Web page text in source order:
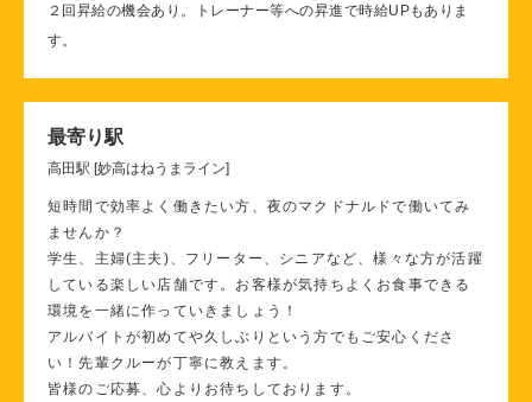
２回昇給の機会あり。トレーナー等への昇進で時給UPもありま
す。
最寄り駅
高田駅 [妙高はねうまライン]
短時間で効率よく働きたい方、夜のマクドナルドで働いてみ
ませんか？
学生、主婦(主夫)、フリーター、シニアなど、様々な方が活躍
している楽しい店舗です。お客様が気持ちよくお食事できる
環境を一緒に作っていきましょう！
アルバイトが初めてや久しぶりという方でもご安心くださ
い！先輩クルーが丁寧に教えます。
皆様のご応募、心よりお待ちしております。